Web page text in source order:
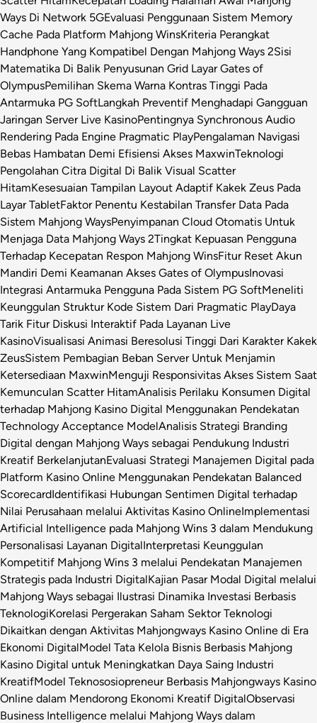
Ways Di Network 5GEvaluasi Penggunaan Sistem Memory
Cache Pada Platform Mahjong WinsKriteria Perangkat
Handphone Yang Kompatibel Dengan Mahjong Ways 2Sisi
Matematika Di Balik Penyusunan Grid Layar Gates of
OlympusPemilihan Skema Warna Kontras Tinggi Pada
Antarmuka PG SoftLangkah Preventif Menghadapi Gangguan
Jaringan Server Live KasinoPentingnya Synchronous Audio
Rendering Pada Engine Pragmatic PlayPengalaman Navigasi
Bebas Hambatan Demi Efisiensi Akses MaxwinTeknologi
Pengolahan Citra Digital Di Balik Visual Scatter
HitamKesesuaian Tampilan Layout Adaptif Kakek Zeus Pada
Layar TabletFaktor Penentu Kestabilan Transfer Data Pada
Sistem Mahjong WaysPenyimpanan Cloud Otomatis Untuk
Menjaga Data Mahjong Ways 2Tingkat Kepuasan Pengguna
Terhadap Kecepatan Respon Mahjong WinsFitur Reset Akun
Mandiri Demi Keamanan Akses Gates of OlympusInovasi
Integrasi Antarmuka Pengguna Pada Sistem PG SoftMeneliti
Keunggulan Struktur Kode Sistem Dari Pragmatic PlayDaya
Tarik Fitur Diskusi Interaktif Pada Layanan Live
KasinoVisualisasi Animasi Beresolusi Tinggi Dari Karakter Kakek
ZeusSistem Pembagian Beban Server Untuk Menjamin
Ketersediaan MaxwinMenguji Responsivitas Akses Sistem Saat
Kemunculan Scatter HitamAnalisis Perilaku Konsumen Digital
terhadap Mahjong Kasino Digital Menggunakan Pendekatan
Technology Acceptance ModelAnalisis Strategi Branding
Digital dengan Mahjong Ways sebagai Pendukung Industri
Kreatif BerkelanjutanEvaluasi Strategi Manajemen Digital pada
Platform Kasino Online Menggunakan Pendekatan Balanced
ScorecardIdentifikasi Hubungan Sentimen Digital terhadap
Nilai Perusahaan melalui Aktivitas Kasino OnlineImplementasi
Artificial Intelligence pada Mahjong Wins 3 dalam Mendukung
Personalisasi Layanan DigitalInterpretasi Keunggulan
Kompetitif Mahjong Wins 3 melalui Pendekatan Manajemen
Strategis pada Industri DigitalKajian Pasar Modal Digital melalui
Mahjong Ways sebagai Ilustrasi Dinamika Investasi Berbasis
TeknologiKorelasi Pergerakan Saham Sektor Teknologi
Dikaitkan dengan Aktivitas Mahjongways Kasino Online di Era
Ekonomi DigitalModel Tata Kelola Bisnis Berbasis Mahjong
Kasino Digital untuk Meningkatkan Daya Saing Industri
KreatifModel Teknososiopreneur Berbasis Mahjongways Kasino
Online dalam Mendorong Ekonomi Kreatif DigitalObservasi
Business Intelligence melalui Mahjong Ways dalam